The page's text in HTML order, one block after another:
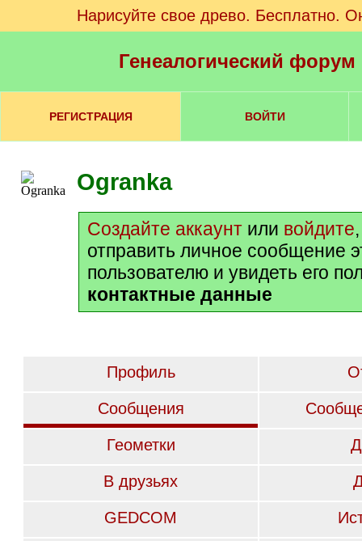
Нарисуйте свое древо. Бесплатно.
Генеалогический
РЕГИСТРАЦИЯ ВОЙТИ
Ogranka
Создайте аккаунт или войдите
отправить личное сообщение
пользователю и увидеть его
контактные данные
Профиль
Сообщения
Геометки
В друзьях
GEDCOM